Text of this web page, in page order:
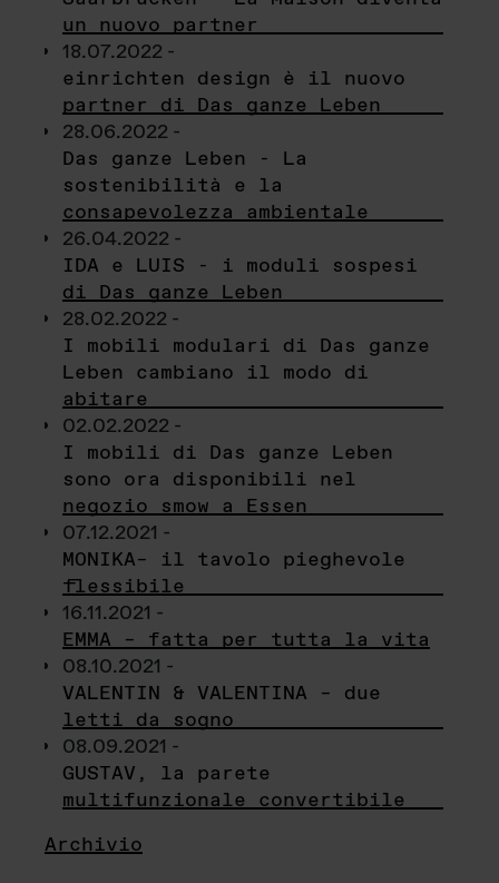
un nuovo partner
18.07.2022 -
einrichten design è il nuovo
partner di Das ganze Leben
28.06.2022 -
Das ganze Leben - La
sostenibilità e la
consapevolezza ambientale
26.04.2022 -
IDA e LUIS - i moduli sospesi
di Das ganze Leben
28.02.2022 -
I mobili modulari di Das ganze
Leben cambiano il modo di
abitare
02.02.2022 -
I mobili di Das ganze Leben
sono ora disponibili nel
negozio smow a Essen
07.12.2021 -
MONIKA– il tavolo pieghevole
flessibile
16.11.2021 -
EMMA – fatta per tutta la vita
08.10.2021 -
VALENTIN & VALENTINA – due
letti da sogno
08.09.2021 -
GUSTAV, la parete
multifunzionale convertibile
Archivio